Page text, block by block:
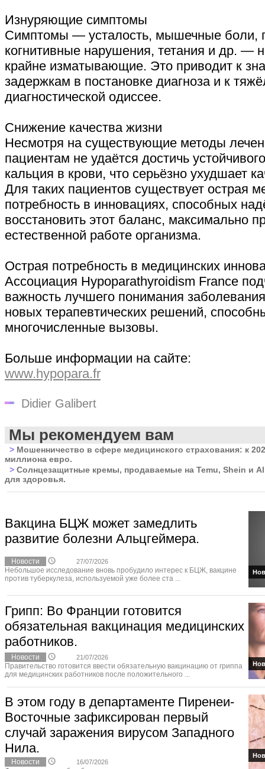
Изнуряющие симптомы
Симптомы — усталость, мышечные боли,
когнитивные нарушения, тетания и др. —
крайне изматывающие. Это приводит к
задержкам в постановке диагноза и к
диагностической одиссее.
Снижение качества жизни
Несмотря на существующие методы
пациентам не удаётся достичь
кальция в крови, что серьёзно ухудшает
Для таких пациентов существует острая
потребность в инновациях, способных
восстановить этот баланс, максимально
естественной работе организма.
Острая потребность в медицинских
Ассоциация Hypoparathyroidism France
важность лучшего понимания
новых терапевтических решений,
многочисленные вызовы.
Больше информации на сайте:
www.hypopara.fr
Didier Galibert
Мы рекомендуем вам
> Мошенничество в сфере медицинского страхования: к
миллиона евро.
> Солнцезащитные кремы, продаваемые на Temu, Shein и
для здоровья.
Вакцина БЦЖ может замедлить
развитие болезни Альцгеймера.
Новости 27/07/2026
Небольшое исследование вновь пробудило интерес к БЦЖ, вакцине
против туберкулеза, используемой уже более ста ...
Грипп: Во Франции готовится
обязательная вакцинация медицинских
работников.
Новости 21/07/2026
Правительство готовится ввести обязательную вакцинацию от гриппа
для медицинских работников после положительного ...
В этом году в департаменте Пиренеи-
Восточные зафиксирован первый
случай заражения вирусом Западного
Нила.
Новости 16/07/2026